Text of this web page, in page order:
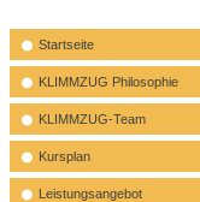
Startseite
KLIMMZUG Philosophie
KLIMMZUG-Team
Kursplan
Leistungsangebot